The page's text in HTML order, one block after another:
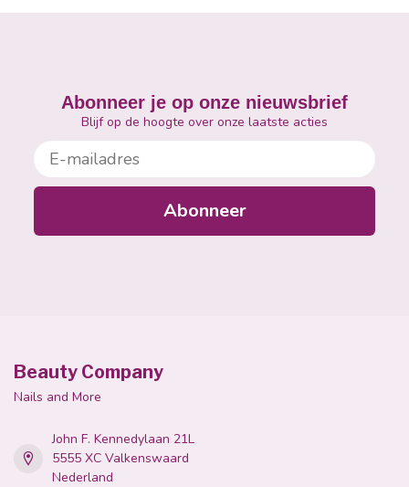
Abonneer je op onze nieuwsbrief
Blijf op de hoogte over onze laatste acties
E-mailadres
Abonneer
Beauty Company
Nails and More
John F. Kennedylaan 21L
5555 XC Valkenswaard
Nederland